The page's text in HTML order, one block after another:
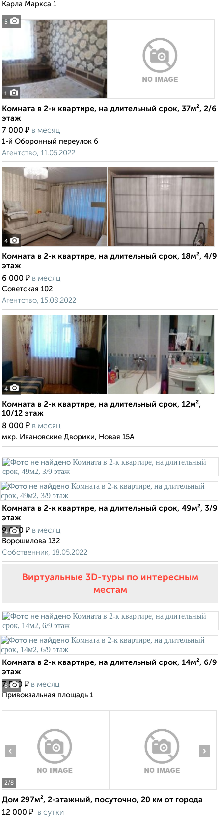
5
Карла Маркса 1
1
Комната в 2-к квартире, на длительный срок, 37м², 2/6
этаж
7 000 ₽ в месяц
1-й Оборонный переулок 6
Агентство, 11.05.2022
4
Комната в 2-к квартире, на длительный срок, 18м², 4/9
этаж
6 000 ₽ в месяц
Советская 102
Агентство, 15.08.2022
4
Комната в 2-к квартире, на длительный срок, 12м²,
10/12 этаж
8 000 ₽ в месяц
мкр. Ивановские Дворики, Новая 15А
4
Комната в 2-к квартире, на длительный срок, 49м², 3/9
этаж
9 000 ₽ в месяц
Ворошилова 132
Собственник, 18.05.2022
Виртуальные 3D-туры по интересным
местам
8
Комната в 2-к квартире, на длительный срок, 14м², 6/9
этаж
7 500 ₽ в месяц
Привокзальная площадь 1
2/8
‹ ›
Дом 297м², 2-этажный, посуточно, 20 км от города
12 000 ₽ в сутки